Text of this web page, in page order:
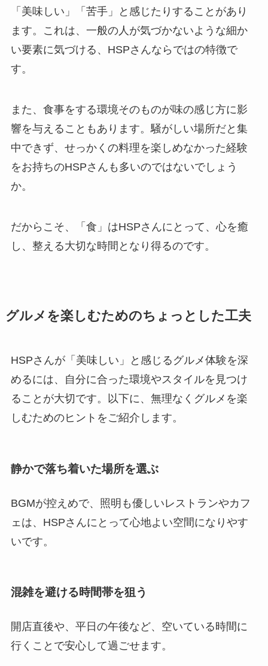
「美味しい」「苦手」と感じたりすることがあり
ます。これは、一般の人が気づかないような細か
い要素に気づける、HSPさんならではの特徴で
す。
また、食事をする環境そのものが味の感じ方に影
響を与えることもあります。騒がしい場所だと集
中できず、せっかくの料理を楽しめなかった経験
をお持ちのHSPさんも多いのではないでしょう
か。
だからこそ、「食」はHSPさんにとって、心を癒
し、整える大切な時間となり得るのです。
グルメを楽しむためのちょっとした工夫
HSPさんが「美味しい」と感じるグルメ体験を深
めるには、自分に合った環境やスタイルを見つけ
ることが大切です。以下に、無理なくグルメを楽
しむためのヒントをご紹介します。
静かで落ち着いた場所を選ぶ
BGMが控えめで、照明も優しいレストランやカフ
ェは、HSPさんにとって心地よい空間になりやす
いです。
混雑を避ける時間帯を狙う
開店直後や、平日の午後など、空いている時間に
行くことで安心して過ごせます。